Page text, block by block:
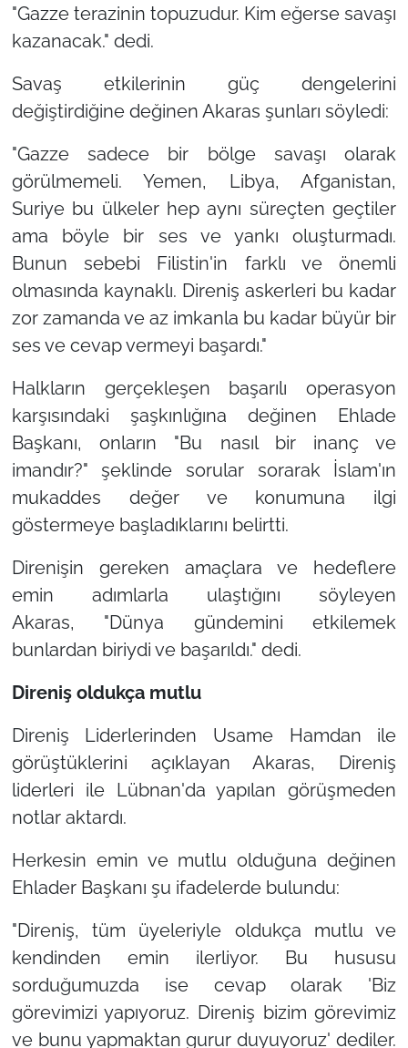
"Gazze terazinin topuzudur. Kim eğerse savaşı
kazanacak." dedi.
Savaş etkilerinin güç dengelerini
değiştirdiğine değinen Akaras şunları söyledi:
"Gazze sadece bir bölge savaşı olarak
görülmemeli. Yemen, Libya, Afganistan,
Suriye bu ülkeler hep aynı süreçten geçtiler
ama böyle bir ses ve yankı oluşturmadı.
Bunun sebebi Filistin'in farklı ve önemli
olmasında kaynaklı. Direniş askerleri bu kadar
zor zamanda ve az imkanla bu kadar büyür bir
ses ve cevap vermeyi başardı."
Halkların gerçekleşen başarılı operasyon
karşısındaki şaşkınlığına değinen Ehlade
Başkanı, onların "Bu nasıl bir inanç ve
imandır?"şeklinde sorular sorarak İslam'ın
mukaddes değer ve konumuna ilgi
göstermeye başladıklarını belirtti.
Direnişin gereken amaçlara ve hedeflere
emin adımlarla ulaştığını söyleyen
Akaras, "Dünya gündemini etkilemek
bunlardan biriydi ve başarıldı." dedi.
Direniş oldukça mutlu
Direniş Liderlerinden Usame Hamdan ile
görüştüklerini açıklayan Akaras, Direniş
liderleri ile Lübnan'da yapılan görüşmeden
notlar aktardı.
Herkesin emin ve mutlu olduğuna değinen
Ehlader Başkanı şu ifadelerde bulundu:
"Direniş, tüm üyeleriyle oldukça mutlu ve
kendinden emin ilerliyor. Bu hususu
sorduğumuzda ise cevap olarak 'Biz
görevimizi yapıyoruz. Direniş bizim görevimiz
ve bunu yapmaktan gurur duyuyoruz' dediler.